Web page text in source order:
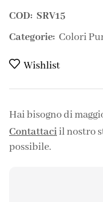
COD: SRV15
Categorie: Colori
Wishlist
Hai bisogno di
Contattaciil nostro
possibile.